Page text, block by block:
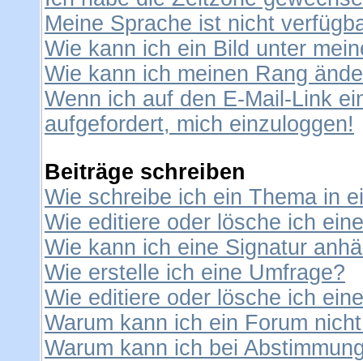
Meine Sprache ist nicht
Wie kann ich ein Bild unter
Wie kann ich meinen Rang
Wenn ich auf den E-Mail-Link
aufgefordert, mich einzuloggen!
Beiträge schreiben
Wie schreibe ich ein Thema in
Wie editiere oder lösche ich
Wie kann ich eine Signatur
Wie erstelle ich eine Umfrage?
Wie editiere oder lösche ich
Warum kann ich ein Forum
Warum kann ich bei